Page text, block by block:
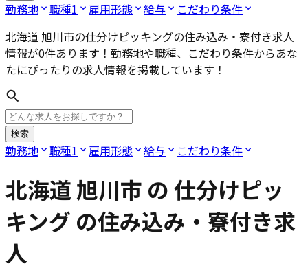
勤務地 職種1 雇用形態 給与
こだわり条件
北海道 旭川市の仕分けピッキングの住み込み・寮付き求人
情報が0件あります！勤務地や職種、こだわり条件からあな
たにぴったりの求人情報を掲載しています！
検索
勤務地 職種1 雇用形態 給与 こだわり条件
北海道 旭川市 の仕分けピッ
キング の住み込み・寮付き求
人